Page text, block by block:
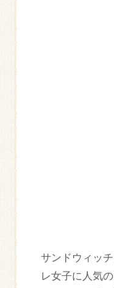
サンドウィッ
レ女子に人気の